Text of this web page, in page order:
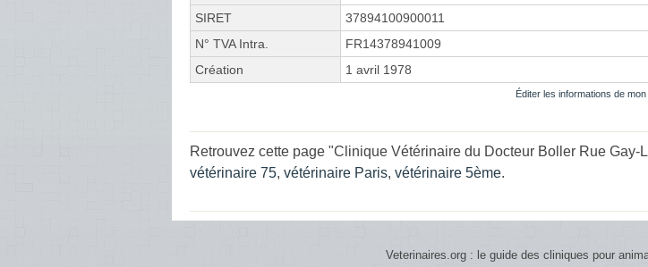
SIRET
37894100900011
N° TVA Intra.
FR14378941009
Création
1 avril 1978
Éditer les informations de
Retrouvez cette page "Clinique Vétérinaire du Docteur Boller Rue Gay-
vétérinaire 75, vétérinaire Paris, vétérinaire 5ème.
Veterinaires.org : le guide des cliniques pour